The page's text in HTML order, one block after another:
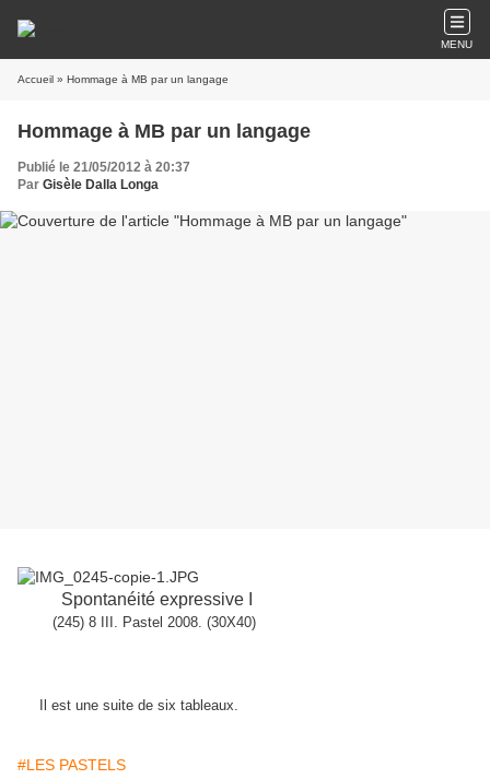
MENU
Accueil » Hommage à MB par un langage
Hommage à MB par un langage
Publié le 21/05/2012 à 20:37
Par Gisèle Dalla Longa
Spontanéité expressive I
(245) 8 III. Pastel 2008. (30X40)
Il est une suite de six tableaux.
#LES PASTELS